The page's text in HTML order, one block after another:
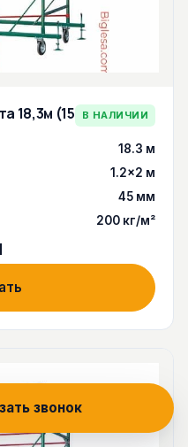
18,3м (15
В НАЛИЧИИ
18.3 м
1.2×2 м
45 мм
200 кг/м²
звонок